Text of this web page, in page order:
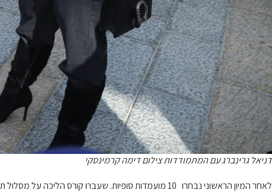
דניאל גרינברג עם המתמודדות צילום דימה קרמינסקי